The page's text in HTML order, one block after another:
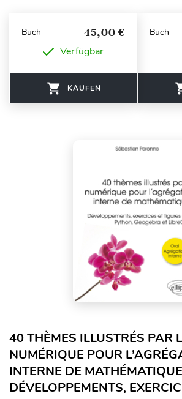
Buch 45,00 €
Verfügbar
KAUFEN
Buch
40 THÈMES ILLUSTRÉS PAR
NUMÉRIQUE POUR
INTERNE DE
DÉVELOPPEMENTS,